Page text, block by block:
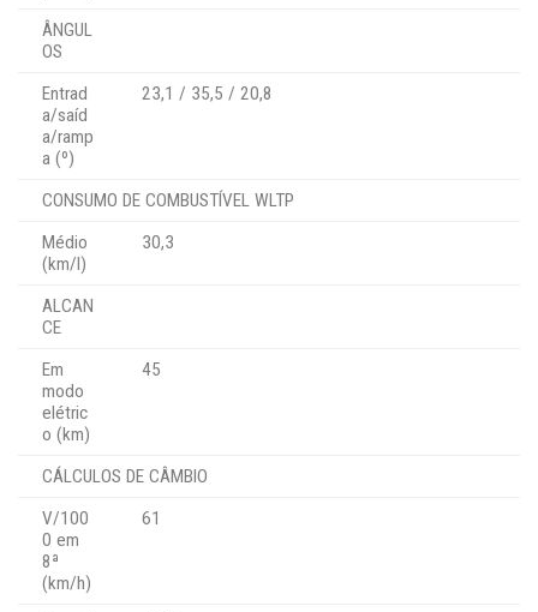
ÂNGUL
OS
Entrad
a/saíd
a/ramp
a (º)
23,1 / 35,5 / 20,8
CONSUMO DE COMBUSTÍVEL WLTP
Médio
(km/l)
30,3
ALCAN
CE
Em
modo
elétric
o (km)
45
CÁLCULOS DE CÂMBIO
V/100
0 em
8ª
(km/h)
61